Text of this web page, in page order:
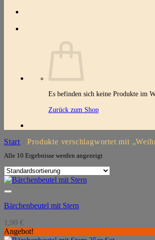
Es befinden sich keine Produkte im
Zurück zum Shop
Start Produkte verschlagwortet mit
Alle 10 Ergebnisse werden angezeigt
Bärchenbeutel mit Stern
1,90 €
Angebot!